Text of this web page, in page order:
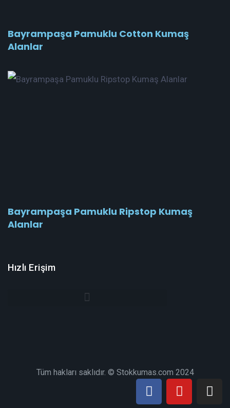
Bayrampaşa Pamuklu Cotton Kumaş
Alanlar
Bayrampaşa Pamuklu Ripstop Kumaş
Alanlar
Hızlı Erişim
Tüm hakları saklıdır. © Stokkumas.com 2024